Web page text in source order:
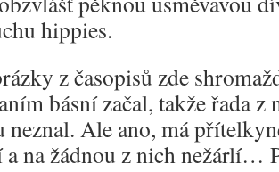
hippies.
z časopisů zde
básní začal, takže řada
neznal. Ale ano, má
na žádnou z nich nežárlí…